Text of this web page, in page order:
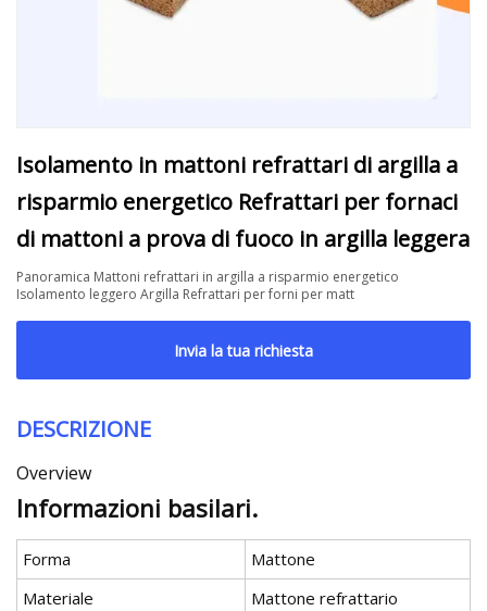
Isolamento in mattoni refrattari di argilla a
risparmio energetico Refrattari per fornaci
di mattoni a prova di fuoco in argilla leggera
Panoramica Mattoni refrattari in argilla a risparmio energetico
Isolamento leggero Argilla Refrattari per forni per matt
Invia la tua richiesta
DESCRIZIONE
Overview
Informazioni basilari.
Forma
Mattone
Materiale
Mattone refrattario